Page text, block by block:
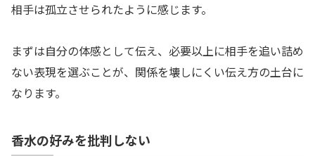
相手は孤立させられたように感じます。
まずは自分の体感として伝え、必要以上に相手を追い詰め
ない表現を選ぶことが、関係を壊しにくい伝え方の土台に
なります。
香水の好みを批判しない